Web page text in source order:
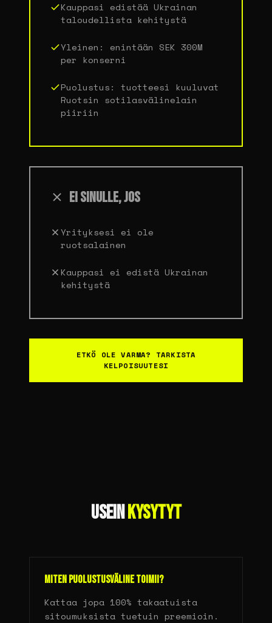
Kauppasi edistää Ukrainan
taloudellista kehitystä
Yleinen: enintään SEK 300M
per konserni
Puolustus: tuotteesi kuuluvat
Ruotsin sotilasvälinelain
piiriin
EI SINULLE, JOS
Yrityksesi ei ole
ruotsalainen
Kauppasi ei edistä Ukrainan
kehitystä
ETKÖ OLE VARMA? TARKISTA
KELPOISUUTESI
USEINKYSYTYT
Miten puolustusväline toimii?
Kattaa jopa 100% takaatuista
sitoumuksista tuetuin preemioin.